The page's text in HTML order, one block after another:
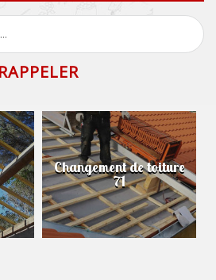
Changement de toiture
71